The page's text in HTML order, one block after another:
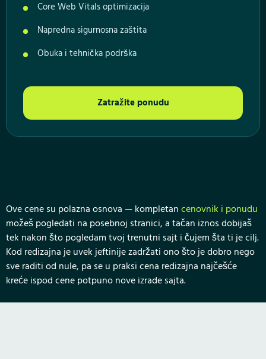
Core Web Vitals optimizacija
Napredna sigurnosna zaštita
Obuka i tehnička podrška
Zatražite ponudu
Ove cene su polazna osnova — kompletancenovnik i ponudu
možeš pogledati na posebnoj stranici, a tačan iznos dobijaš
tek nakon što pogledam tvoj trenutni sajt i čujem šta ti je cilj.
Kod redizajna je uvek jeftinije zadržati ono što je dobro nego
sve raditi od nule, pa se u praksi cena redizajna najčešće
kreće ispod cene potpuno nove izrade sajta.